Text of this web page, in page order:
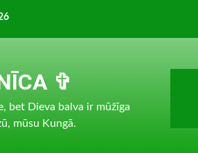
✞
bet Dieva balva ir mūžīga
mūsu Kungā.